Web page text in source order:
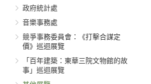
政府統計處
音樂事務處
競爭事務委員會：《打擊合謀定
價》巡迴展覽
「百年建築：東華三院文物館的故
事」巡迴展覽